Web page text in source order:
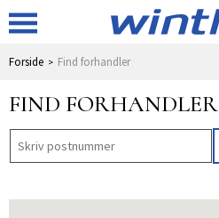
Forside Find forhandler
FIND FORHANDLER